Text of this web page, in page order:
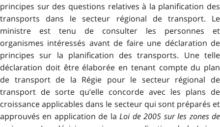
principes sur des questions relatives à la planification des
transports dans le secteur régional de transport. Le
ministre est tenu de consulter les personnes et
organismes intéressés avant de faire une déclaration de
principes sur la planification des transports. Une telle
déclaration doit être élaborée en tenant compte du plan
de transport de la Régie pour le secteur régional de
transport de sorte qu’elle concorde avec les plans de
croissance applicables dans le secteur qui sont préparés et
approuvés en application de laLoi de 2005 sur les zones de